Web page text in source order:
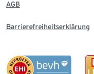
AGB
Barrierefreiheitserklärung